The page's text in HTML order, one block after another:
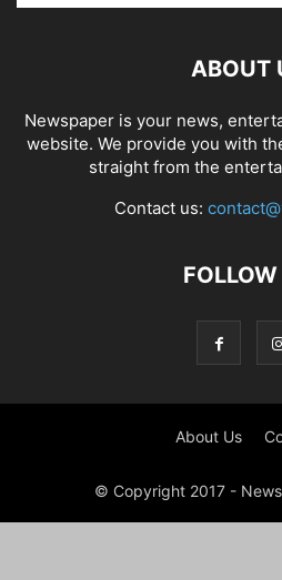
ABOUT
Newspaper is your news,
website. We provide you with
straight from the
Contact us:
About Us
© Copyright 2017 -